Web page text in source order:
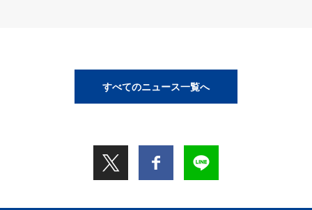
すべてのニュース一覧へ